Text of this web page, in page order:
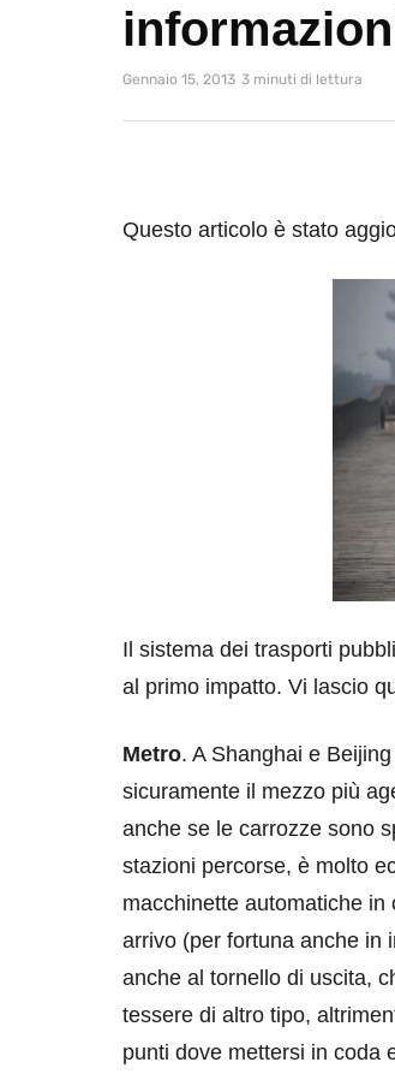
Gennaio 15, 2013 3 minuti di lettura
Questo articolo è stato
Il sistema dei trasporti
al primo impatto. Vi lascio
Metro. A Shanghai e
sicuramente il mezzo più
anche se le carrozze sono
stazioni percorse, è molto
macchinette automatiche
arrivo (per fortuna anche in
anche al tornello di uscita,
tessere di altro tipo,
punti dove mettersi in coda